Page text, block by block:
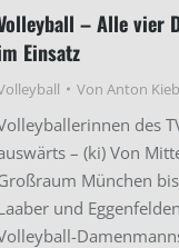
– Alle vier
Einsatz
Von Anton
des
– (ki) Von
München
und